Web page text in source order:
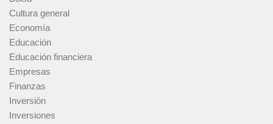
Cultura general
Economía
Educación
Educación financiera
Empresas
Finanzas
Inversión
Inversiones